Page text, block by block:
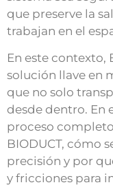
que preserve la
trabajan en el
En este contexto,
solución llave en
que no solo
desde dentro. En
proceso
BIODUCT, cómo
precisión y por
y fricciones para